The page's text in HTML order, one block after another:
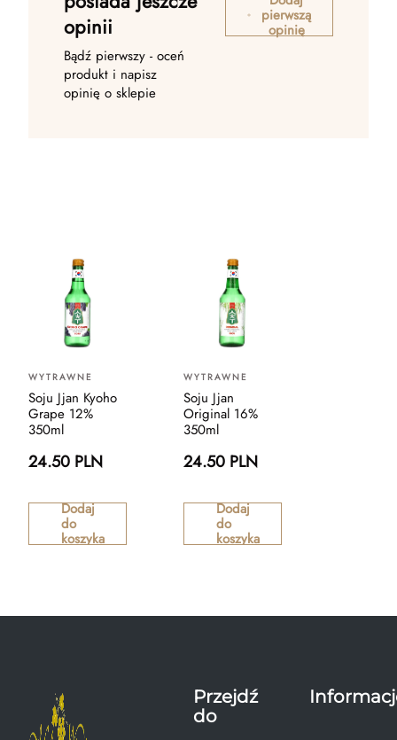
opinii
Bądź pierwszy - oceń
produkt i napisz
opinię o sklepie
pierwszą
opinię
WYTRAWNE
Soju Jjan Kyoho
Grape 12%
350ml
24.50 PLN
Dodaj
do
koszyka
WYTRAWNE
Soju Jjan
Original 16%
350ml
24.50 PLN
Dodaj
do
koszyka
Przejdź
do